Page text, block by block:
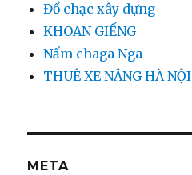
Đổ chạc xây dựng
KHOAN GIẾNG
Nấm chaga Nga
THUÊ XE NÂNG HÀ NỘI
META